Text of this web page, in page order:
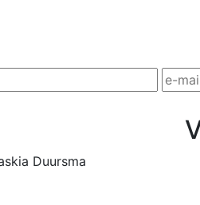
Duursma